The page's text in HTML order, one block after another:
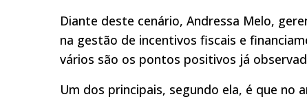
Diante deste cenário, Andressa Melo,
na gestão de incentivos fiscais e
vários são os pontos positivos já
Um dos principais, segundo ela, é que no